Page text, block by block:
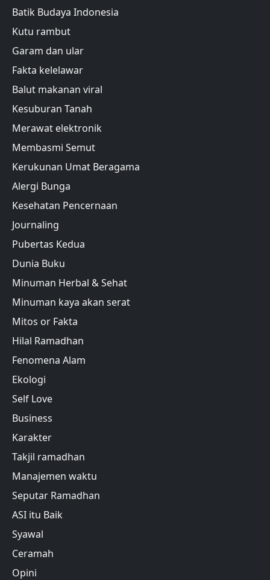
Batik Budaya Indonesia
Kutu rambut
Garam dan ular
Fakta kelelawar
Balut makanan viral
Kesuburan Tanah
Merawat elektronik
Membasmi Semut
Kerukunan Umat Beragama
Alergi Bunga
Kesehatan Pencernaan
Journaling
Pubertas Kedua
Dunia Buku
Minuman Herbal & Sehat
Minuman kaya akan serat
Mitos or Fakta
Hilal Ramadhan
Fenomena Alam
Ekologi
Self Love
Business
Karakter
Takjil ramadhan
Manajemen waktu
Seputar Ramadhan
ASI itu Baik
Syawal
Ceramah
Opini